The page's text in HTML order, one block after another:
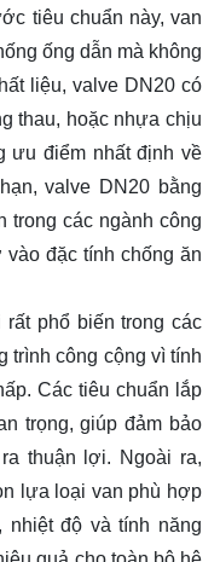
tiêu chuẩn này, van
ống dẫn mà không
liệu, valve DN20 có
thau, hoặc nhựa chịu
ưu điểm nhất định về
valve DN20 bằng
các ngành công
đặc tính chống ăn
phổ biến trong các
trình công cộng vì tính
Các tiêu chuẩn lắp
trọng, giúp đảm bảo
thuận lợi. Ngoài ra,
lựa loại van phù hợp
độ và tính năng